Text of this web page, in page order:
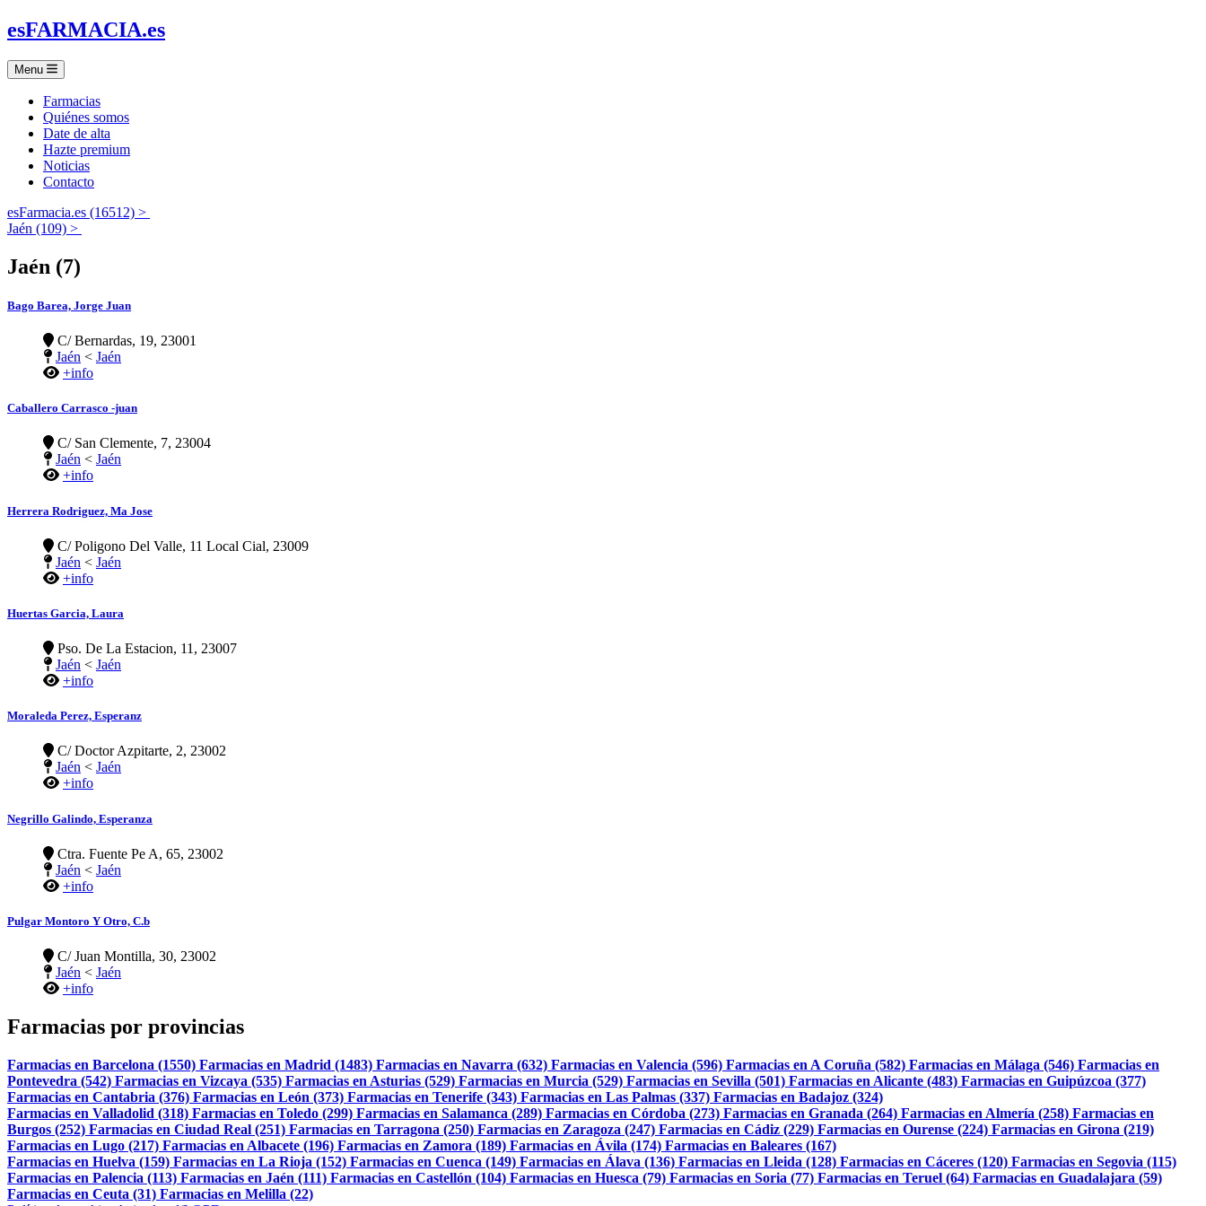
esFARMACIA.es
Menu
Farmacias
Quiénes somos
Date de alta
Hazte premium
Noticias
Contacto
esFarmacia.es (16512) >
Jaén (109) >
Jaén (7)
Bago Barea, Jorge Juan
C/ Bernardas, 19, 23001
Jaén < Jaén
+info
Caballero Carrasco -juan
C/ San Clemente, 7, 23004
Jaén < Jaén
+info
Herrera Rodriguez, Ma Jose
C/ Poligono Del Valle, 11 Local Cial, 23009
Jaén < Jaén
+info
Huertas Garcia, Laura
Pso. De La Estacion, 11, 23007
Jaén < Jaén
+info
Moraleda Perez, Esperanz
C/ Doctor Azpitarte, 2, 23002
Jaén < Jaén
+info
Negrillo Galindo, Esperanza
Ctra. Fuente Pe A, 65, 23002
Jaén < Jaén
+info
Pulgar Montoro Y Otro, C.b
C/ Juan Montilla, 30, 23002
Jaén < Jaén
+info
Farmacias por provincias
Farmacias en Barcelona (1550) Farmacias en Madrid (1483) Farmacias en Navarra (632) Farmacias en Valencia (596) Farmacias en A Coruña (582) Farmacias en Málaga (546) Farmacias en
Pontevedra (542) Farmacias en Vizcaya (535) Farmacias en Asturias (529) Farmacias en Murcia (529) Farmacias en Sevilla (501) Farmacias en Alicante (483) Farmacias en Guipúzcoa (377)
Farmacias en Cantabria (376) Farmacias en León (373) Farmacias en Tenerife (343) Farmacias en Las Palmas (337) Farmacias en Badajoz (324)
Farmacias en Valladolid (318) Farmacias en Toledo (299) Farmacias en Salamanca (289) Farmacias en Córdoba (273) Farmacias en Granada (264) Farmacias en Almería (258) Farmacias en
Burgos (252) Farmacias en Ciudad Real (251) Farmacias en Tarragona (250) Farmacias en Zaragoza (247) Farmacias en Cádiz (229) Farmacias en Ourense (224) Farmacias en Girona (219)
Farmacias en Lugo (217) Farmacias en Albacete (196) Farmacias en Zamora (189) Farmacias en Ávila (174) Farmacias en Baleares (167)
Farmacias en Huelva (159) Farmacias en La Rioja (152) Farmacias en Cuenca (149) Farmacias en Álava (136) Farmacias en Lleida (128) Farmacias en Cáceres (120) Farmacias en Segovia (115)
Farmacias en Palencia (113) Farmacias en Jaén (111) Farmacias en Castellón (104) Farmacias en Huesca (79) Farmacias en Soria (77) Farmacias en Teruel (64) Farmacias en Guadalajara (59)
Farmacias en Ceuta (31) Farmacias en Melilla (22)